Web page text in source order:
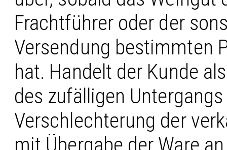
Frachtführer oder der
Versendung bestimmten
hat. Handelt der Kunde
des zufälligen
Verschlechterung der
mit Übergabe der Ware